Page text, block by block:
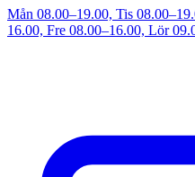
Mån 08.00–19.00, Tis
16.00, Fre 08.00–16.00, Lör